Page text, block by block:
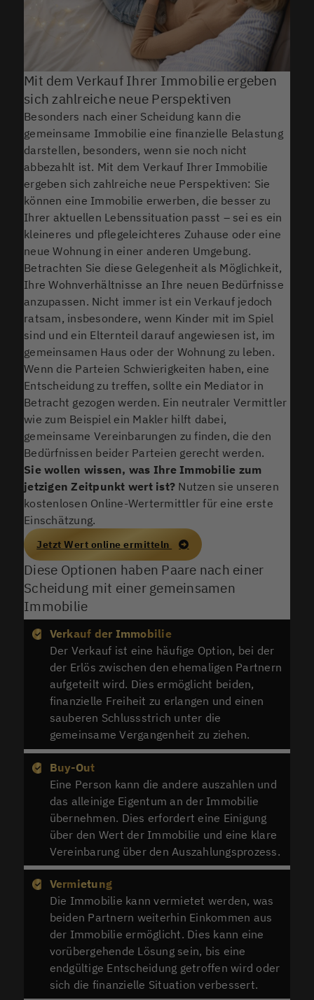
Mit dem Verkauf Ihrer Immobilie ergeben
sich zahlreiche neue Perspektiven
Besonders nach einer Scheidung kann die
gemeinsame Immobilie eine finanzielle Belastung
darstellen, besonders, wenn sie noch nicht
abbezahlt ist. Mit dem Verkauf Ihrer Immobilie
ergeben sich zahlreiche neue Perspektiven: Sie
können eine Immobilie erwerben, die besser zu
Ihrer aktuellen Lebenssituation passt – sei es ein
kleineres und pflegeleichteres Zuhause oder eine
neue Wohnung in einer anderen Umgebung.
Betrachten Sie diese Gelegenheit als Möglichkeit,
Ihre Wohnverhältnisse an Ihre neuen Bedürfnisse
anzupassen. Nicht immer ist ein Verkauf jedoch
ratsam, insbesondere, wenn Kinder mit im Spiel
sind und ein Elternteil darauf angewiesen ist, im
gemeinsamen Haus oder der Wohnung zu leben.
Wenn die Parteien Schwierigkeiten haben, eine
Entscheidung zu treffen, sollte ein Mediator in
Betracht gezogen werden. Ein neutraler Vermittler
wie zum Beispiel ein Makler hilft dabei,
gemeinsame Vereinbarungen zu finden, die den
Bedürfnissen beider Parteien gerecht werden.
Sie wollen wissen, was Ihre Immobilie zum
jetzigen Zeitpunkt wert ist? Nutzen sie unseren
kostenlosen Online-Wertermittler für eine erste
Einschätzung.
Jetzt Wert online ermitteln
Diese Optionen haben Paare nach einer
Scheidung mit einer gemeinsamen
Immobilie
Verkauf der Immobilie
Der Verkauf ist eine häufige Option, bei der
der Erlös zwischen den ehemaligen Partnern
aufgeteilt wird. Dies ermöglicht beiden,
finanzielle Freiheit zu erlangen und einen
sauberen Schlussstrich unter die
gemeinsame Vergangenheit zu ziehen.
Buy-Out
Eine Person kann die andere auszahlen und
das alleinige Eigentum an der Immobilie
übernehmen. Dies erfordert eine Einigung
über den Wert der Immobilie und eine klare
Vereinbarung über den Auszahlungsprozess.
Vermietung
Die Immobilie kann vermietet werden, was
beiden Partnern weiterhin Einkommen aus
der Immobilie ermöglicht. Dies kann eine
vorübergehende Lösung sein, bis eine
endgültige Entscheidung getroffen wird oder
sich die finanzielle Situation verbessert.